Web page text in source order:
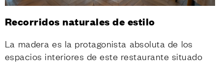
Recorridos naturales de estilo
La madera es la protagonista absoluta de los
espacios interiores de este restaurante situado